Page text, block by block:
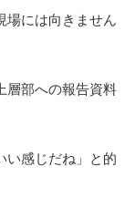
場には向きません
層部への報告資料
い感じだね」と的